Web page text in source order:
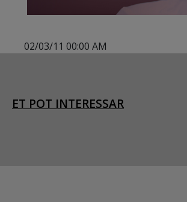
02/03/11 00:00 AM
ET POT INTERESSAR